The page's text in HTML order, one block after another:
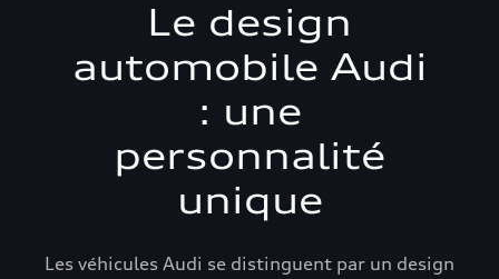
Le design
automobile Audi
: une
personnalité
unique
Les véhicules Audi se distinguent par un design